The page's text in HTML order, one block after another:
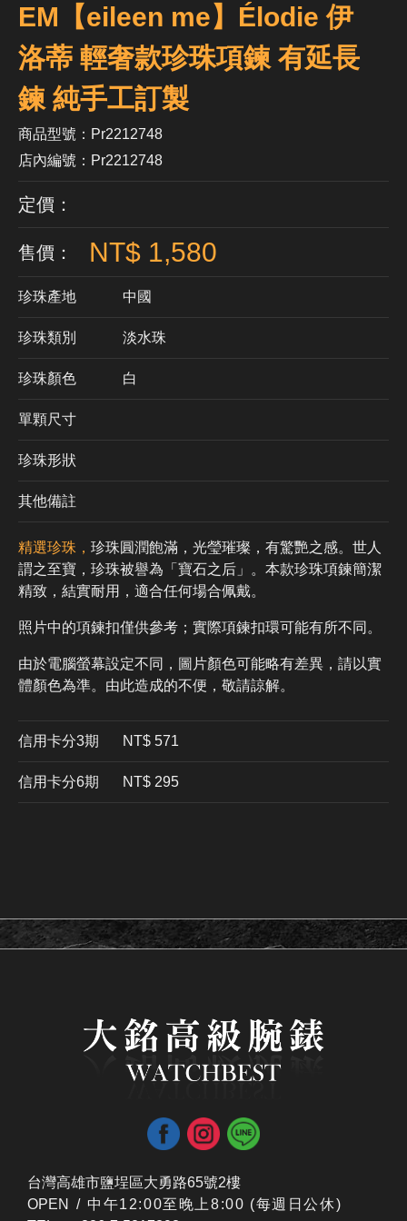
EM【eileen me】Élodie 伊
洛蒂 輕奢款珍珠項鍊 有延長
鍊 純手工訂製
商品型號：Pr2212748
店內編號：Pr2212748
定價：
售價： NT$ 1,580
珍珠產地 中國
珍珠類別 淡水珠
珍珠顏色 ​白
單顆尺寸
珍珠形狀
其他備註
精選珍珠， 珍珠圓潤飽滿，光瑩璀璨，有驚艷之感。世人
謂之至寶，珍珠被譽為「寶石之后」。本款珍珠項鍊簡潔
精致，結實耐用，適合任何場合佩戴。
照片中的項鍊扣僅供參考；實際項鍊扣環可能有所不同。
由於電腦螢幕設定不同，圖片顏色可能略有差異，請以實
體顏色為準。由此造成的不便，敬請諒解。
信用卡分3期 ​NT$ 571
信用卡分6期 NT$ 295
台灣高雄市鹽埕區大勇路65號2樓
OPEN / ​中午12:00至晚上8:00 (每週日公休)